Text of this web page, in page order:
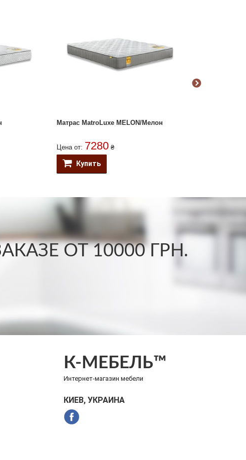
Матрас MatroLuxe MELON/Мелон
Цена от: 7280 ₴
Купить
ОТ 10000 ГРН.
К-МЕБЕЛЬ™
Интернет-магазин мебели
КИЕВ, УКРАИНА